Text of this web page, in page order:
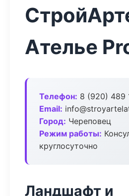
Ателье
Телефон: 8 (920) 489
Email:
Город: Череповец
Режим работы:
круглосуточно
Ландшафт и